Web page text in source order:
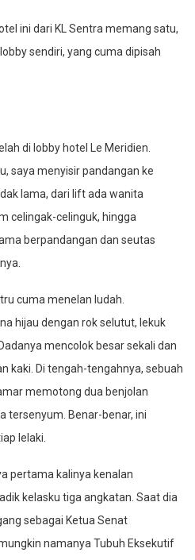
ini dari KL Sentra memang satu,
sendiri, yang cuma dipisah
di lobby hotel Le Meridien.
saya menyisir pandangan ke
lama, dari lift ada wanita
celingak-celinguk, hingga
berpandangan dan seutas
cuma menelan ludah.
hijau dengan rok selutut, lekuk
mencolok besar sekali dan
kaki. Di tengah-tengahnya, sebuah
memotong dua benjolan
tersenyum. Benar-benar, ini
lelaki.
pertama kalinya kenalan
kelasku tiga angkatan. Saat dia
sebagai Ketua Senat
namanya Tubuh Eksekutif